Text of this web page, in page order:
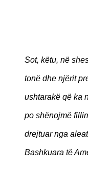
Sot, këtu, në
tonë dhe njërit
ushtarakë që ka
po shënojmë
drejtuar nga
Bashkuara të